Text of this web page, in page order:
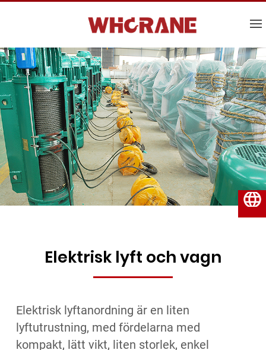
Elektrisk lyft och vagn
Elektrisk lyftanordning är en liten
lyftutrustning, med fördelarna med
kompakt, lätt vikt, liten storlek, enkel
Svenska